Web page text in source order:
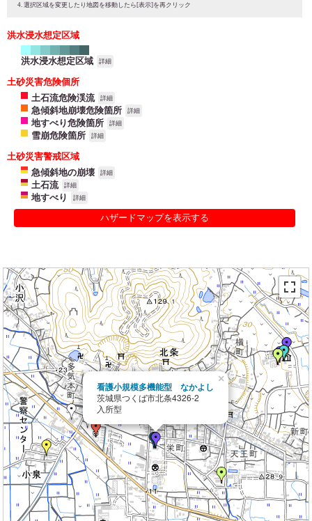
選択区域を変更したり地図を移動したら[表示]を再クリック
洪水浸水想定区域
洪水浸水想定区域 詳細
土砂災害危険個所
土石流危険渓流
詳細
急傾斜地崩壊危険箇所 詳細
地すべり危険箇所 詳細
雪崩危険箇所 詳細
土砂災害警戒区域
急傾斜地の崩壊
詳細
土石流 詳細
地すべり 詳細
ハザードマップを表示する
看護小規模多機能型 なかよし
茨城県つくば市北条4326-2
入所型
×